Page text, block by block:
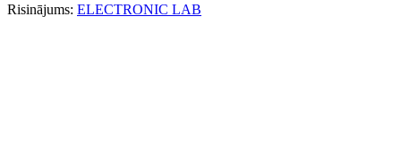
Risinājums: ELECTRONIC LAB